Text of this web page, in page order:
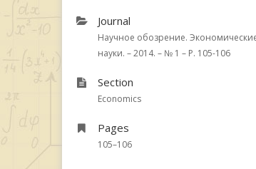
Journal
Научное обозрение.
науки. – 2014. – № 1 – P. 105-106
Section
Economics
Pages
105–106